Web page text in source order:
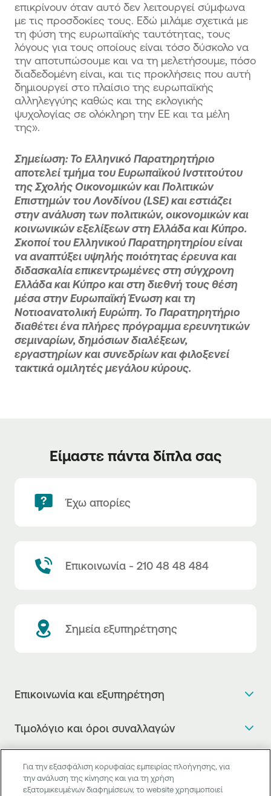
επικρίνουν όταν αυτό δεν λειτουργεί σύμφωνα
με τις προσδοκίες τους. Εδώ μιλάμε σχετικά με
τη φύση της ευρωπαϊκής ταυτότητας, τους
λόγους για τους οποίους είναι τόσο δύσκολο να
την αποτυπώσουμε και να τη μελετήσουμε, πόσο
διαδεδομένη είναι, και τις προκλήσεις που αυτή
δημιουργεί στο πλαίσιο της ευρωπαϊκής
αλληλεγγύης καθώς και της εκλογικής
ψυχολογίας σε ολόκληρη την ΕΕ και τα μέλη
της».
Σημείωση: Το Ελληνικό Παρατηρητήριο
αποτελεί τμήμα του Ευρωπαϊκού Ινστιτούτου
της Σχολής Οικονοµικών και Πολιτικών
Επιστηµών του Λονδίνου (LSE) και εστιάζει
στην ανάλυση των πολιτικών, οικονομικών και
κοινωνικών εξελίξεων στη Ελλάδα και Κύπρο.
Σκοποί του Ελληνικού Παρατηρητηρίου είναι
να αναπτύξει υψηλής ποιότητας έρευνα και
διδασκαλία επικεντρωμένες στη σύγχρονη
Ελλάδα και Κύπρο και στη διεθνή τους θέση
µέσα στην Ευρωπαϊκή Ένωση και τη
Νοτιοανατολική Ευρώπη. Το Παρατηρητήριο
διαθέτει ένα πλήρες πρόγραµµα ερευνητικών
σεµιναρίων, δηµόσιων διαλέξεων,
εργαστηρίων και συνεδρίων και φιλοξενεί
τακτικά ομιλητές μεγάλου κύρους.
Είμαστε πάντα δίπλα σας
Έχω απορίες
Επικοινωνία - 210 48 48 484
Σημεία εξυπηρέτησης
Επικοινωνία και εξυπηρέτηση
Η νέα Ψηφιακή Εποχή στις συναλλαγές, έφτασε!
Θέλω να μιλήσω με Corporate Transaction Banking
Τιμολόγιο και όροι συναλλαγών
Τιμολόγιο της Τράπεζας
Δελτίο τιμών συναλλάγματος
Χρήσιμοι σύνδεσμοι
Συχνές ερωτήσεις
Για την εξασφάλιση κορυφαίας εμπειρίας πλοήγησης, για
την ανάλυση της κίνησης και για τη χρήση
εξατομικευμένων διαφημίσεων, το website χρησιμοποιεί